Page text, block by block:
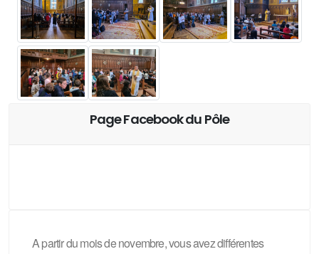
Page Facebook du Pôle
A partir du mois de novembre, vous avez différentes